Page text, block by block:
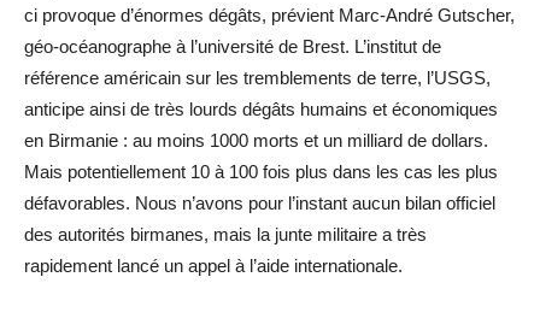
ci provoque d’énormes dégâts, prévient Marc-André Gutscher,
géo-océanographe à l’université de Brest. L’institut de
référence américain sur les tremblements de terre, l’USGS,
anticipe ainsi de très lourds dégâts humains et économiques
en Birmanie : au moins 1000 morts et un milliard de dollars.
Mais potentiellement 10 à 100 fois plus dans les cas les plus
défavorables. Nous n’avons pour l’instant aucun bilan officiel
des autorités birmanes, mais la junte militaire a très
rapidement lancé un appel à l’aide internationale.